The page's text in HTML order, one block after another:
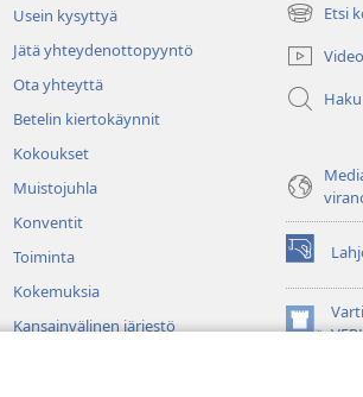
Usein kysyttyä
Jätä yhteydenottopyyntö
Ota yhteyttä
Betelin kiertokäynnit
Kokoukset
Muistojuhla
Konventit
Toiminta
Kokemuksia
Kansainvälinen järjestö
Etsi
(avaa
uuden
ikkunan)
Haku
(avaa
uuden
ikkunan)
(avaa